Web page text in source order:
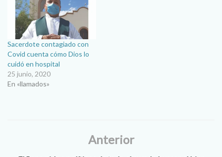
https://twitter.com/EsSalud
Peru/status/125742524315
4583554?
ref_src=twsrc%5Etfw%7Ct
wcamp%5Etweetembed%7
Ctwterm%5E12574252431
54583554&ref_url=https%3
A%2F%2Fwww.aciprensa.co
m%2Fnoticias%2Fsacerdote
Sacerdote contagiado con
Covid cuenta cómo Dios lo
cuidó en hospital
25 junio, 2020
En «llamados»
Anterior